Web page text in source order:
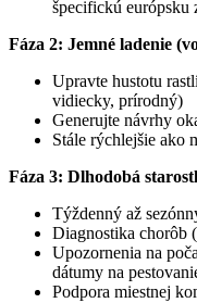
špecifickú európsku
Fáza 2: Jemné ladenie
Upravte hustotu
vidiecky, prírodný)
Generujte návrhy
Stále rýchlejšie ako
Fáza 3: Dlhodobá
Týždenný až
Diagnostika chorôb
Upozornenia na
dátumy na
Podpora miestnej